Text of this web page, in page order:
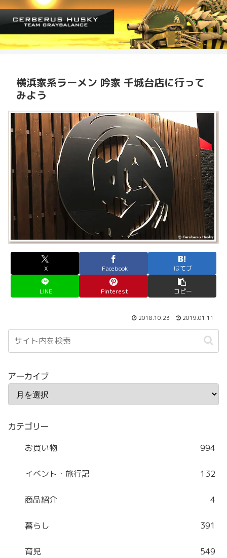
横浜家系ラーメン 吟家 千城台店に行って
みよう
X Facebook はてブ
LINE Pinterest コピー
2018.10.23 2019.01.11
アーカイブ
カテゴリー
お買い物 994
イベント・旅行記 132
商品紹介 4
暮らし 391
育児 549